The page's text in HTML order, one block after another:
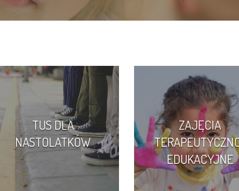
TUS DLA
NASTOLATKÓW
ZAJĘCIA
EDUKACYJNE